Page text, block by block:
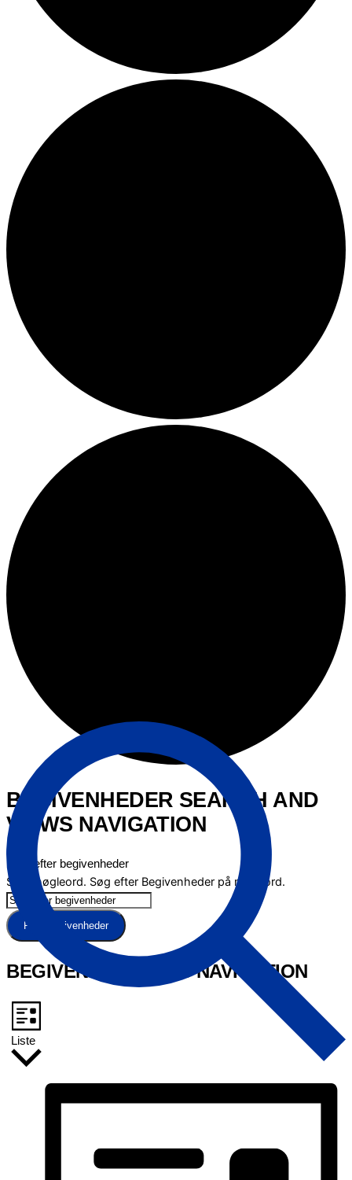
BEGIVENHEDER SEARCH AND
VIEWS NAVIGATION
Søg efter begivenheder
Skriv nøgleord. Søg efter Begivenheder på nøgleord.
Find Begivenheder
BEGIVENHED VIEWS NAVIGATION
Liste